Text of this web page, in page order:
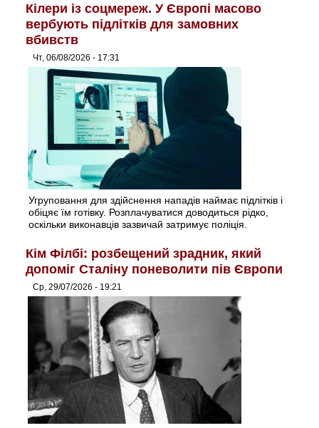
Кілери із соцмереж. У Європі масово
вербують підлітків для замовних
вбивств
Чт, 06/08/2026 - 17:31
Угруповання для здійснення нападів наймає підлітків і
обіцяє їм готівку. Розплачуватися доводиться рідко,
оскільки виконавців зазвичай затримує поліція.
Кім Філбі: розбещений зрадник, який
допоміг Сталіну поневолити пів Європи
Ср, 29/07/2026 - 19:21